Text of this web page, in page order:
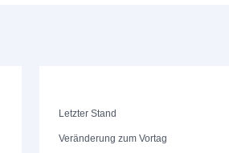
Letzter Stand
Veränderung zum Vortag